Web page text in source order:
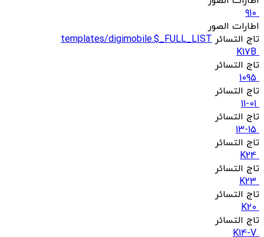
910
اطارات الصور
تاج التسائر templates/digimobile.$_FULL_LIST
K17B
تاج التسائر
1095
تاج التسائر
11-01
تاج التسائر
13-15
تاج التسائر
K24
تاج التسائر
K23
تاج التسائر
K20
تاج التسائر
K14-V